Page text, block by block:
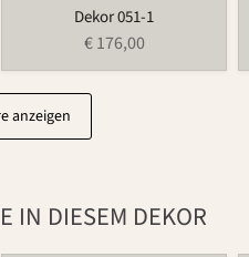
Dekor 051-1
€ 176,00
anzeigen
IN DIESEM DEKOR